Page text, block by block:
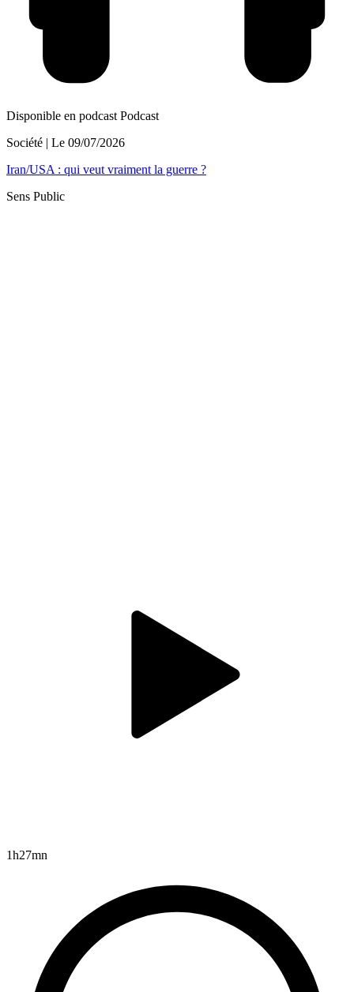
Disponible en podcast Podcast
Société | Le 09/07/2026
Iran/USA : qui veut vraiment la guerre ?
Sens Public
1h27mn